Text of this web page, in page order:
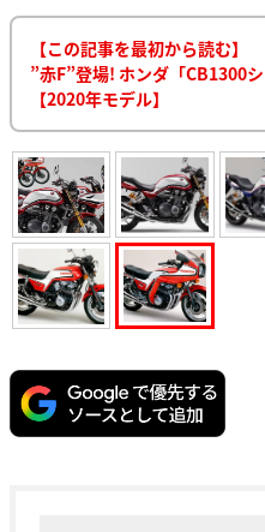
【この記事を最初から読む】
”赤F”登場! ホンダ「CB1300
【2020年モデル】